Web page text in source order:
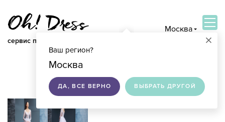
сервис по подбору свадебных платьев
Москва
×
Ваш регион?
Москва
ДА, ВСЕ ВЕРНО ВЫБРАТЬ ДРУГОЙ